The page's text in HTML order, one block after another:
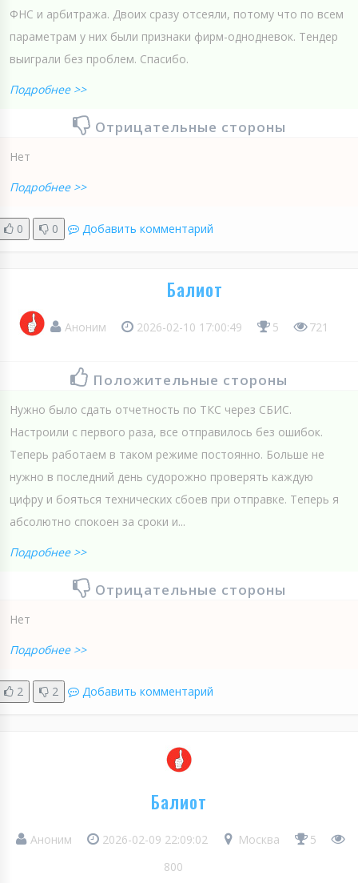
ФНС и арбитража. Двоих сразу отсеяли, потому что по всем
параметрам у них были признаки фирм-однодневок. Тендер
выиграли без проблем. Спасибо.
Подробнее >>
Отрицательные стороны
Нет
Подробнее >>
0 0 Добавить комментарий
Балиот
Аноним 2026-02-10 17:00:49 5 721
Положительные стороны
Нужно было сдать отчетность по ТКС через СБИС.
Настроили с первого раза, все отправилось без ошибок.
Теперь работаем в таком режиме постоянно. Больше не
нужно в последний день судорожно проверять каждую
цифру и бояться технических сбоев при отправке. Теперь я
абсолютно спокоен за сроки и...
Подробнее >>
Отрицательные стороны
Нет
Подробнее >>
2 2 Добавить комментарий
Балиот
Аноним 2026-02-09 22:09:02 Москва
5
800